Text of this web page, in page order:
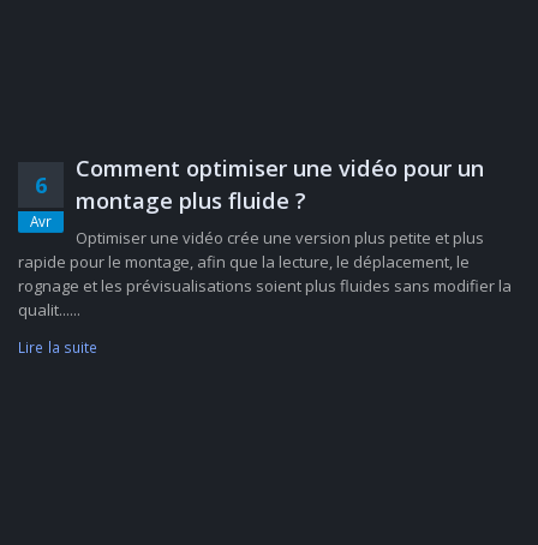
6
Avr
Comment optimiser une vidéo pour un
montage plus fluide ?
Optimiser une vidéo crée une version plus petite et plus
rapide pour le montage, afin que la lecture, le déplacement, le
rognage et les prévisualisations soient plus fluides sans modifier la
qualit......
Lire la suite